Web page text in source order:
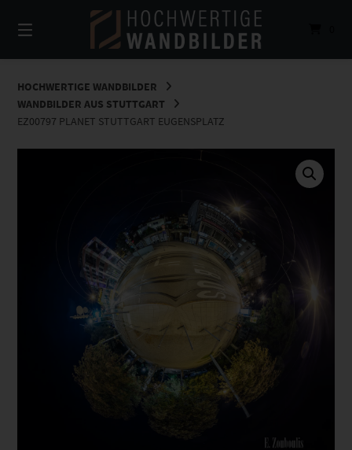
zum
Inhalt
HOCHWERTIGE WANDBILDER
WANDBILDER AUS STUTTGART
EZ00797 PLANET STUTTGART EUGENSPLATZ